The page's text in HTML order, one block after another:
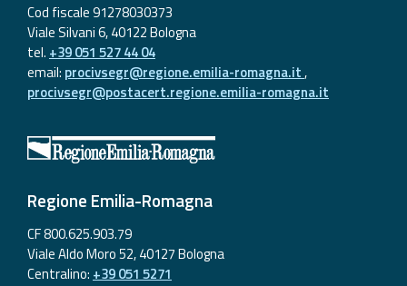
Cod fiscale 91278030373
Viale Silvani 6, 40122 Bologna
tel. +39 051 527 44 04
email: procivsegr@regione.emilia-romagna.it,
procivsegr@postacert.regione.emilia-romagna.it
Regione Emilia-Romagna
CF 800.625.903.79
Viale Aldo Moro 52, 40127 Bologna
Centralino: +39 051 5271